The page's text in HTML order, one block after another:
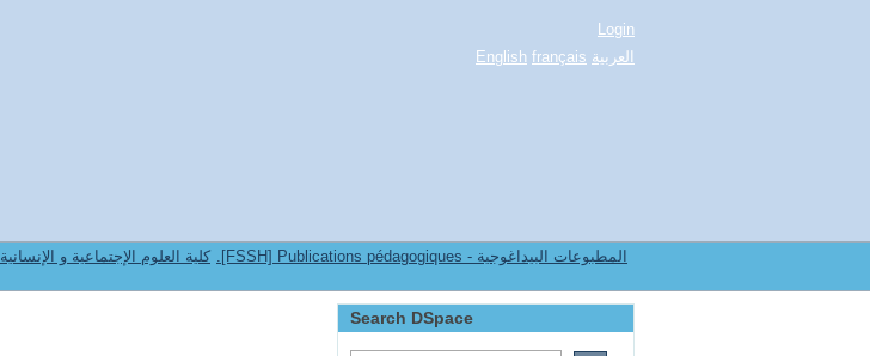
Login
English français العربية
7. Faculté des sciences sociales et humaines -- كلية العلوم الإجتماعية و الإنسانية
7.[FSSH] Publications pédagogiques - المطبوعات البيداغوجية
Search DSpace